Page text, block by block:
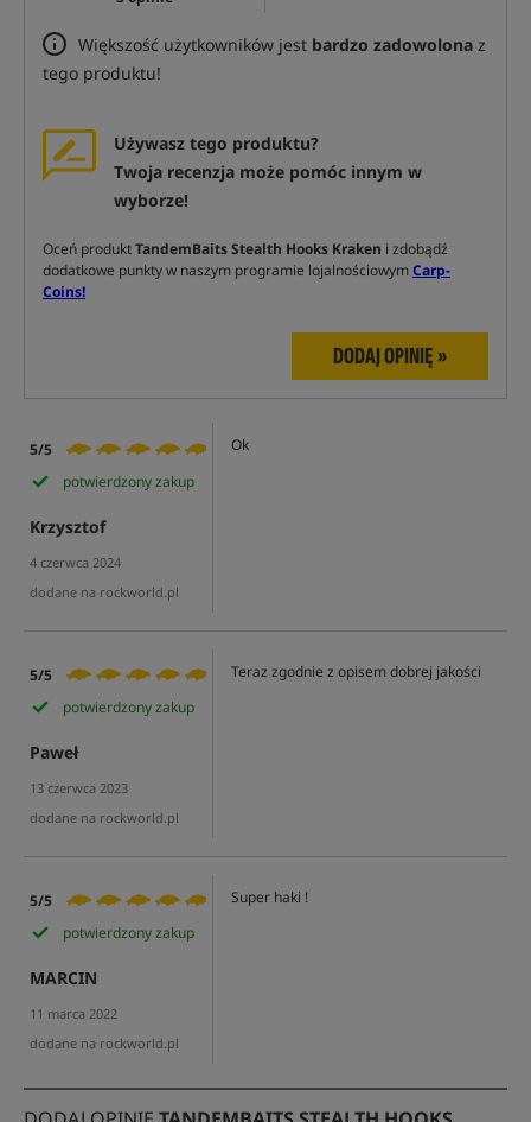
Większość użytkowników jest bardzo zadowolona z
tego produktu!
Używasz tego produktu?
Twoja recenzja może pomóc innym w
wyborze!
Oceń produktTandemBaits Stealth Hooks Kraken i zdobądź
dodatkowe punkty w naszym programie lojalnościowymCarp-
Coins!
DODAJ OPINIĘ »
5/5
potwierdzony zakup
Krzysztof
4 czerwca 2024
dodane na rockworld.pl
Ok
5/5
potwierdzony zakup
Paweł
13 czerwca 2023
dodane na rockworld.pl
Teraz zgodnie z opisem dobrej jakości
5/5
potwierdzony zakup
MARCIN
11 marca 2022
dodane na rockworld.pl
Super haki !